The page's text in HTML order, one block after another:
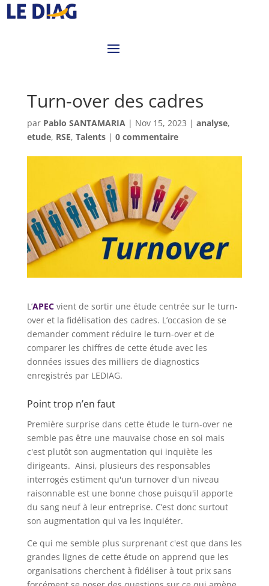
Turn-over des cadres
par Pablo SANTAMARIA| Nov 15, 2023 | analyse,
etude, RSE, Talents| 0 commentaire
L’APECvient de sortir une étude centrée sur le turn-
over et la fidélisation des cadres. L’occasion de se
demander comment réduire le turn-over et de
comparer les chiffres de cette étude avec les
données issues des milliers de diagnostics
enregistrés par LEDIAG.
Point trop n’en faut
Première surprise dans cette étude le turn-over ne
semble pas être une mauvaise chose en soi mais
c'est plutôt son augmentation qui inquiète les
dirigeants. Ainsi, plusieurs des responsables
interrogés estiment qu'un turnover d'un niveau
raisonnable est une bonne chose puisqu'il apporte
du sang neuf à leur entreprise. C’est donc surtout
son augmentation qui va les inquiéter.
Ce qui me semble plus surprenant c'est que dans les
grandes lignes de cette étude on apprend que les
organisations cherchent à fidéliser à tout prix sans